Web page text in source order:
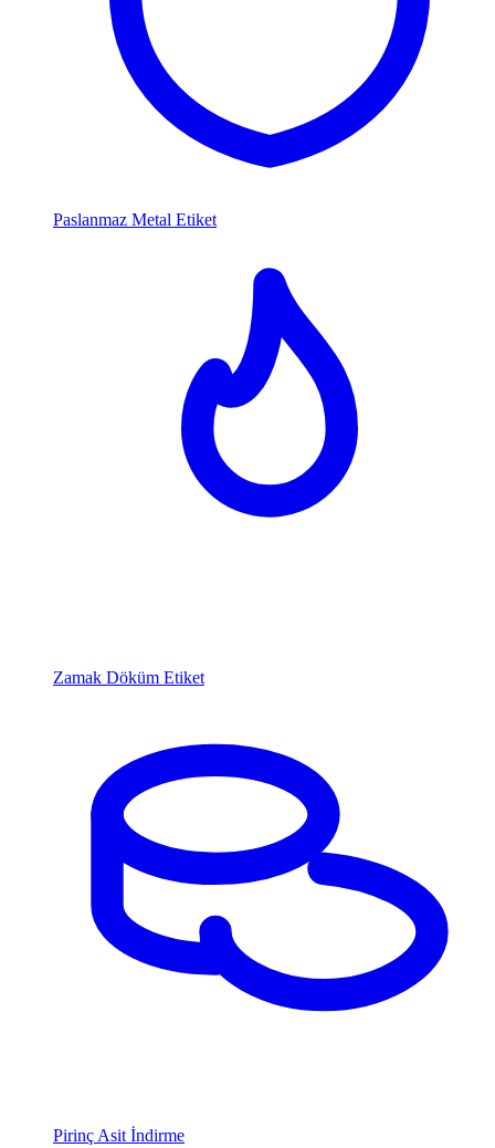
Paslanmaz Metal Etiket
Zamak Döküm Etiket
Pirinç Asit İndirme